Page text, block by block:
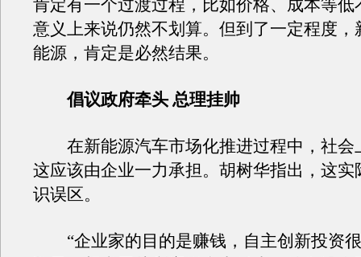
肯定有一个过渡过程，比如价格、成本等低
意义上来说仍然不划算。但到了一定程度，
能源，肯定是必然结果。
倡议政府牵头 总理挂帅
在新能源汽车市场化推进过程中，社会
这应该由企业一力承担。胡树华指出，这实
识误区。
“企业家的目的是赚钱，自主创新投资